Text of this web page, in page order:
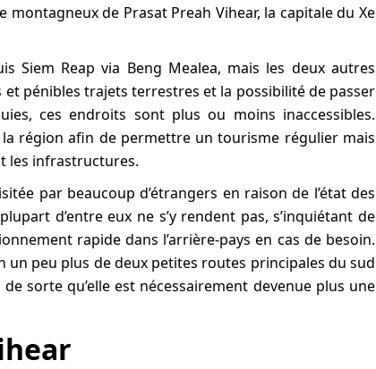
de Prasat Preah Vihear, la capitale du Xe
Siem Reap via Beng Mealea, mais les deux autres
pénibles trajets terrestres et la possibilité de passer
ces endroits sont plus ou moins inaccessibles.
région afin de permettre un tourisme régulier mais
les infrastructures.
par beaucoup d’étrangers en raison de l’état des
d’entre eux ne s’y rendent pas, s’inquiétant de
rapide dans l’arrière-pays en cas de besoin.
un peu plus de deux petites routes principales du sud
sorte qu’elle est nécessairement devenue plus une